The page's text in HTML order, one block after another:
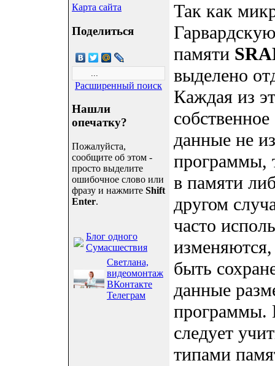
Карта сайта
Поделиться
Расширенный поиск
Нашли
опечатку?
Пожалуйста,
сообщите об этом -
просто выделите
ошибочное слово или
фразу и нажмите Shift
Enter.
Блог одного
Сумасшествия
Светлана,
видеомонтаж
ВКонтакте
Телеграм
Так как
памяти
выделено
Каждая из
данные не
программы,
в памяти
другом
часто
быть
данные
программы.
следует
типами